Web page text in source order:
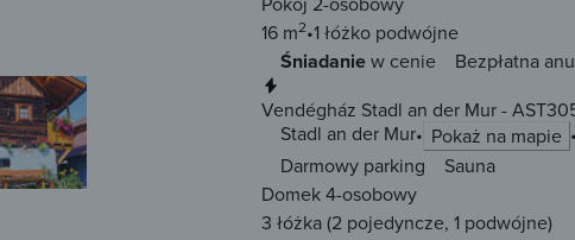
16 m2 1 łóżko podwójne
Śniadaniew cenie Bezpłatna
Vendégház Stadl an der Mur -
Stadl an der Mur
Pokaż na mapie
Darmowy parking
Sauna
Domek 4-osobowy
3 łóżka(2 pojedyncze, 1 podwójne)